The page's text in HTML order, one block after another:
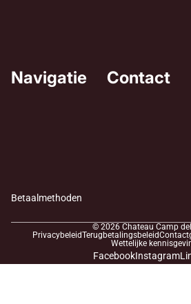
Navigatie Contact
Betaalmethoden
© 2026 Chateau Camp
PrivacybeleidTerugbetalingsbeleid
Wettelijke
FacebookInstagram